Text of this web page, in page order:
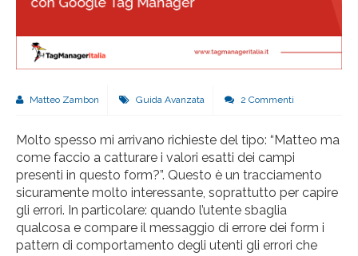
Matteo Zambon Guida Avanzata 2 Commenti
Molto spesso mi arrivano richieste del tipo: “Matteo ma
come faccio a catturare i valori esatti dei campi
presenti in questo form?”. Questo è un tracciamento
sicuramente molto interessante, soprattutto per capire
gli errori. In particolare: quando l’utente sbaglia
qualcosa e compare il messaggio di errore dei form i
pattern di comportamento degli utenti gli errori che